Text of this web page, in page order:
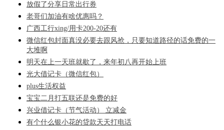
放假了分享日常出行券
老哥们加油有啥优惠吗？
广西工行xing/用卡200-20还有
微信红包封面真没必要去跟风抢，只要知道路径的话免费的一
大堆啊
明天在上一天班就歇了，来年初八再开始上班
光大借记卡（微信红包）
plus生活权益
宝宝二月打五联还是免费的好
兴业借记卡（节气活动） 立减金
有个什么银小花的贷款天天打电话